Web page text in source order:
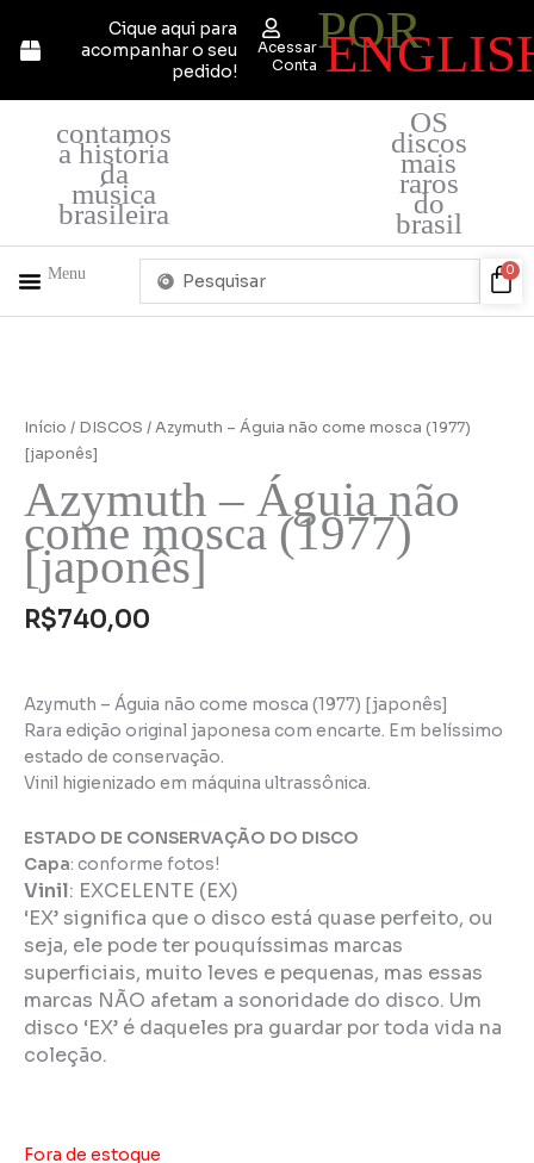
para
Cique aqui para
acompanhar o seu
pedido!
Acessar
Conta
POR
contamos
a história
da
música
brasileira
OS
discos
mais
raros
do
brasil
Menu
Pesquisar
0
Início / DISCOS / Azymuth – Águia não come mosca (1977)
[japonês]
Azymuth – Águia não
come mosca (1977)
[japonês]
R$740,00
Azymuth – Águia não come mosca (1977) [japonês]
Rara edição original japonesa com encarte. Em belíssimo
estado de conservação.
Vinil higienizado em máquina ultrassônica.
ESTADO DE CONSERVAÇÃO DO DISCO
Capa: conforme fotos!
Vinil: EXCELENTE (EX)
‘EX’ significa que o disco está quase perfeito, ou
seja, ele pode ter pouquíssimas marcas
superficiais, muito leves e pequenas, mas essas
marcas NÃO afetam a sonoridade do disco. Um
disco ‘EX’ é daqueles pra guardar por toda vida na
coleção.
Fora de estoque